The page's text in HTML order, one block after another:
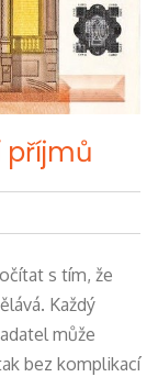
příjmů
s tím, že
Každý
může
bez komplikací